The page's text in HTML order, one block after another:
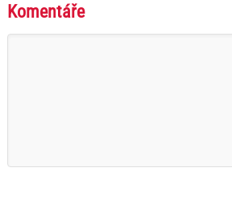
Komentáře